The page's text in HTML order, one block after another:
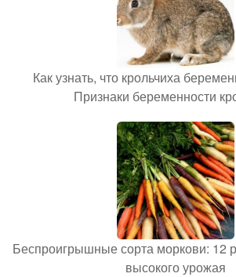
Как узнать, что крольчиха
Признаки беременности
Беспроигрышные сорта моркови: 12
высокого урожая